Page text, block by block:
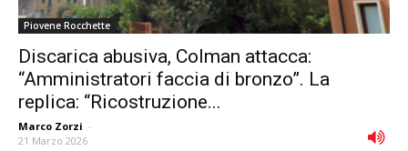
Piovene Rocchette
Discarica abusiva, Colman attacca:
“Amministratori faccia di bronzo”. La
replica: “Ricostruzione...
Marco Zorzi -
21 Marzo 2026